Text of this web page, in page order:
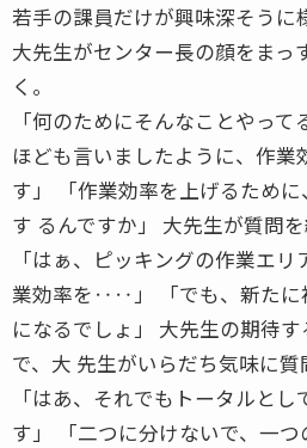
若手の課員だけが興味深そうに
大先生がセンター長の顔をまっ
く。
「何のためにそんなことやっ
ほども言いましたように、作業
す」 「作業効率を上げるため
す るんですか」 大先生が質問を
「はぁ、ピッキングの作業エ
業効率を‥‥」 「でも、新たに
になるでしょ」 大先生の期待
で、大 先生がいらだち気味に質
「はあ、それでもトータルと
す」 「二つに分けないで、一